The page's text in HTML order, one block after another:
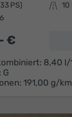
PS) Kilometerstand 10
€
8,40 l/
G
191,00 g/km